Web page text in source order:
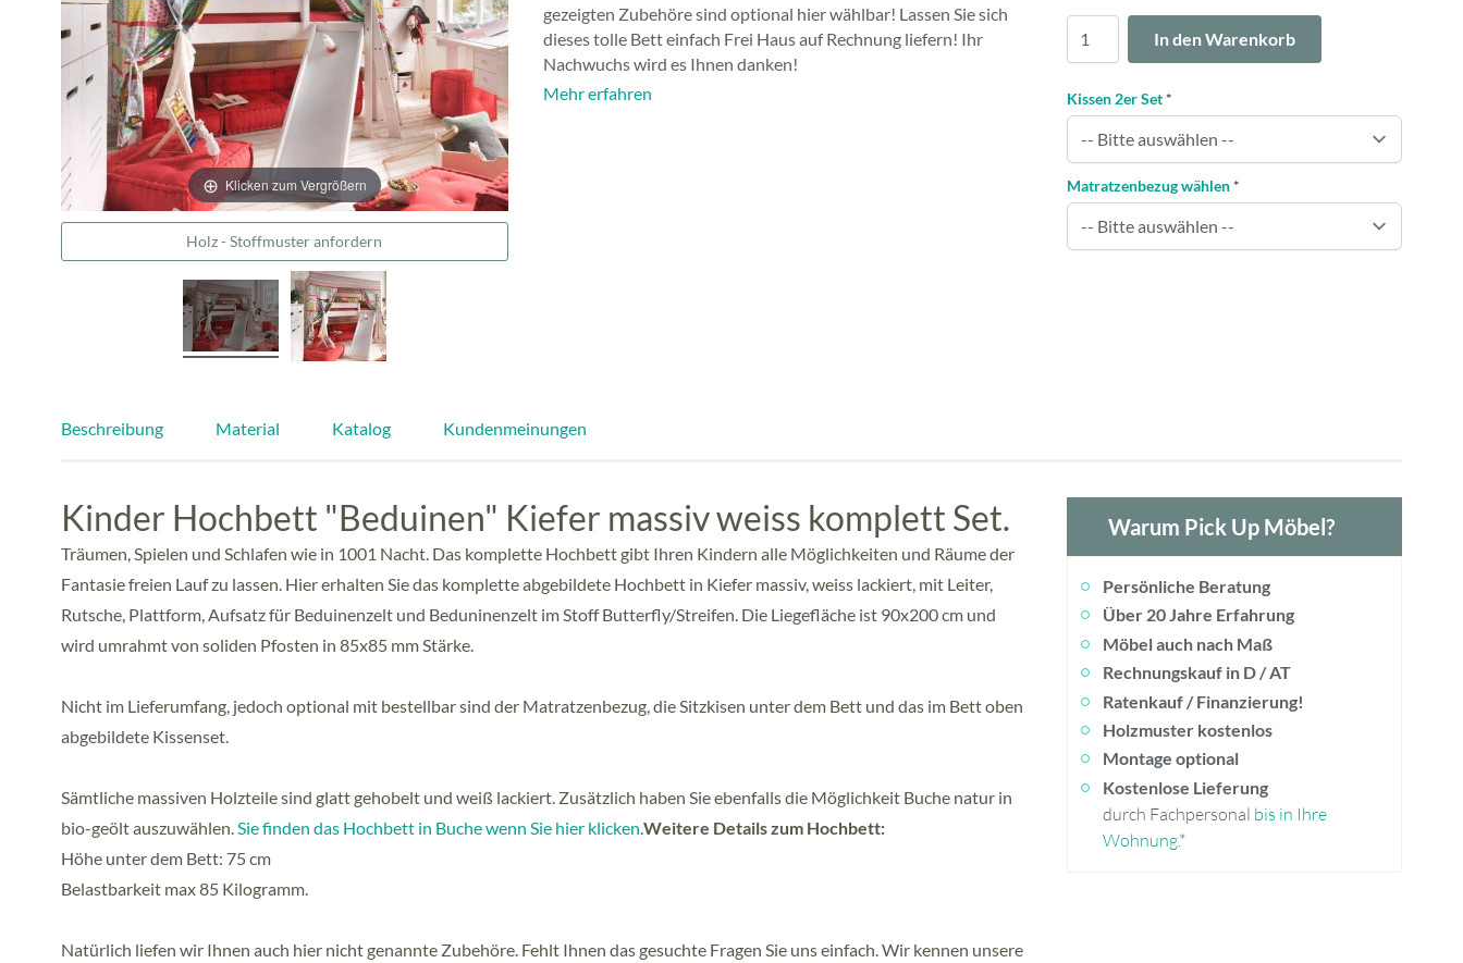
Klicken zum Vergrößern
Holz - Stoffmuster anfordern
gezeigten Zubehöre sind optional hier wählbar! Lassen Sie sich
dieses tolle Bett einfach Frei Haus auf Rechnung liefern! Ihr
Nachwuchs wird es Ihnen danken!
Mehr erfahren
In den Warenkorb
Kissen 2er Set *
Matratzenbezug wählen *
Beschreibung Material Katalog Kundenmeinungen
Kinder Hochbett "Beduinen" Kiefer massiv weiss komplett Set.
Träumen, Spielen und Schlafen wie in 1001 Nacht. Das komplette Hochbett gibt Ihren Kindern alle Möglichkeiten und Räume der
Fantasie freien Lauf zu lassen. Hier erhalten Sie das komplette abgebildete Hochbett in Kiefer massiv, weiss lackiert, mit Leiter,
Rutsche, Plattform, Aufsatz für Beduinenzelt und Beduninenzelt im Stoff Butterfly/Streifen. Die Liegefläche ist 90x200 cm und
wird umrahmt von soliden Pfosten in 85x85 mm Stärke.
Nicht im Lieferumfang, jedoch optional mit bestellbar sind der Matratzenbezug, die Sitzkisen unter dem Bett und das im Bett oben
abgebildete Kissenset.
Sämtliche massiven Holzteile sind glatt gehobelt und weiß lackiert. Zusätzlich haben Sie ebenfalls die Möglichkeit Buche natur in
bio-geölt auszuwählen.Sie finden das Hochbett in Buche wenn Sie hier klicken.Weitere Details zum Hochbett:
Höhe unter dem Bett: 75 cm
Belastbarkeit max 85 Kilogramm.
Natürlich liefen wir Ihnen auch hier nicht genannte Zubehöre. Fehlt Ihnen das gesuchte Fragen Sie uns einfach. Wir kennen unsere
Warum Pick Up Möbel?
Persönliche Beratung
Über 20 Jahre Erfahrung
Möbel auch nach Maß
Rechnungskauf in D / AT
Ratenkauf / Finanzierung!
Holzmuster kostenlos
Montage optional
Kostenlose Lieferung
durch Fachpersonal bis in Ihre
Wohnung.*